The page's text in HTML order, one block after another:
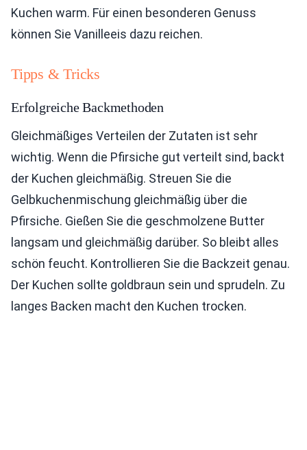
Kuchen warm. Für einen besonderen Genuss
können Sie Vanilleeis dazu reichen.
Tipps & Tricks
Erfolgreiche Backmethoden
Gleichmäßiges Verteilen der Zutaten ist sehr
wichtig. Wenn die Pfirsiche gut verteilt sind, backt
der Kuchen gleichmäßig. Streuen Sie die
Gelbkuchenmischung gleichmäßig über die
Pfirsiche. Gießen Sie die geschmolzene Butter
langsam und gleichmäßig darüber. So bleibt alles
schön feucht. Kontrollieren Sie die Backzeit genau.
Der Kuchen sollte goldbraun sein und sprudeln. Zu
langes Backen macht den Kuchen trocken.